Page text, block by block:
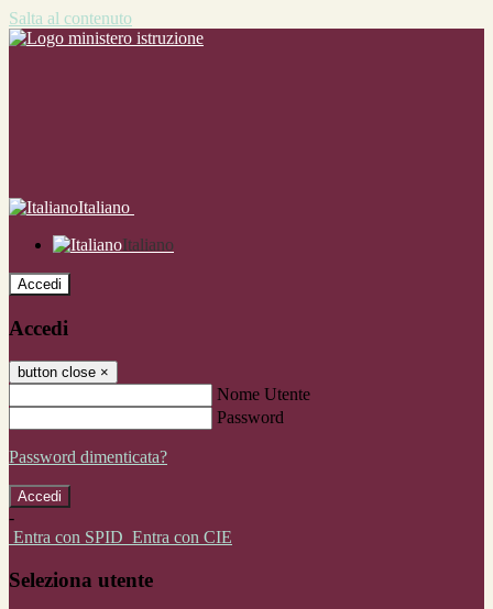
Salta al contenuto
Italiano
Italiano
Accedi
Accedi
button close ×
Nome Utente
Password
Password dimenticata?
-
Entra con SPID Entra con CIE
Seleziona utente